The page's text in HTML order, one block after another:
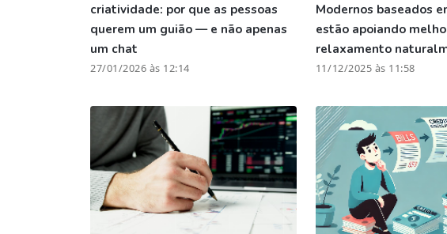
criatividade: por que as pessoas
querem um guião — e não apenas
um chat
27/01/2026 às 12:14
Modernos baseados
estão apoiando
relaxamento
11/12/2025 às 11:58